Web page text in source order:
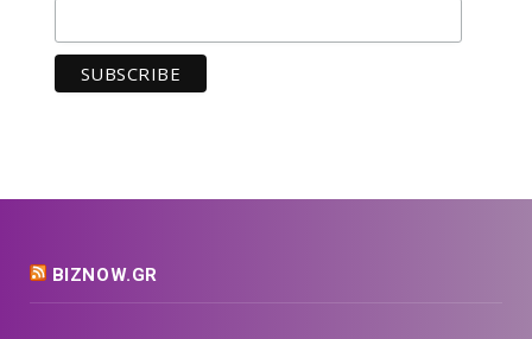
BIZNOW.GR